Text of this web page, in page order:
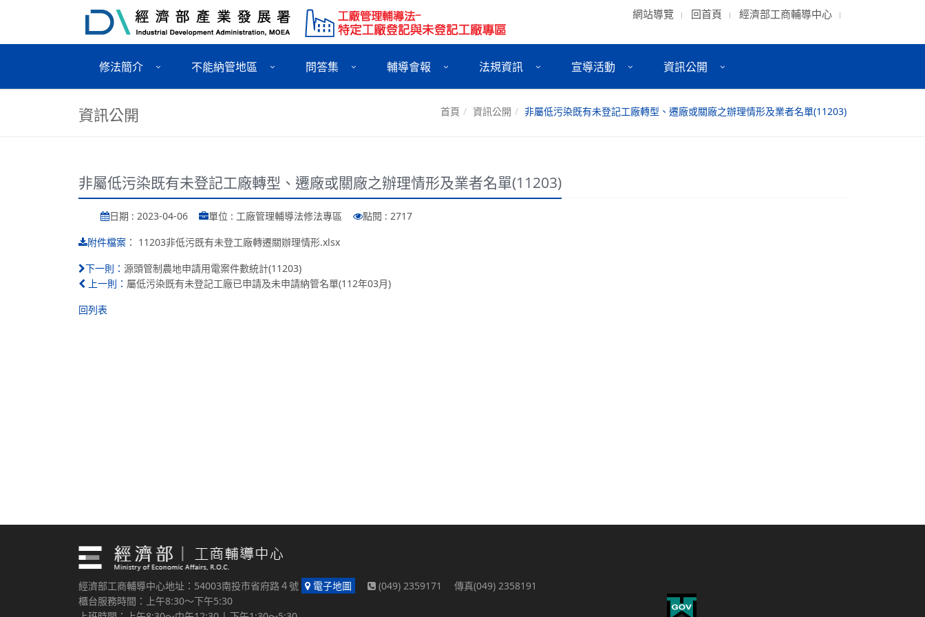
網站導覽 回首頁 經濟部工商輔導中心
修法簡介 不能納管地區 問答集 輔導會報 法規資訊 宣導活動 資訊公開
資訊公開 首頁 資訊公開 非屬低污染既有未登記工廠轉型、遷廠或關廠之辦理情形及業者名單(11203)
非屬低污染既有未登記工廠轉型、遷廠或關廠之辦理情形及業者名單(11203)
日期 : 2023-04-06 單位 : 工廠管理輔導法修法專區 點閱 : 2717
附件檔案 ： 11203非低污既有未登工廠轉遷關辦理情形.xlsx
下一則： 源頭管制農地申請用電案件數統計(11203)
上一則： 屬低污染既有未登記工廠已申請及未申請納管名單(112年03月)
回列表
經濟部工商輔導中心地址：54003南投市省府路４號 電子地圖
(049) 2359171 傳真(049) 2358191
櫃台服務時間：上午8:30～下午5:30